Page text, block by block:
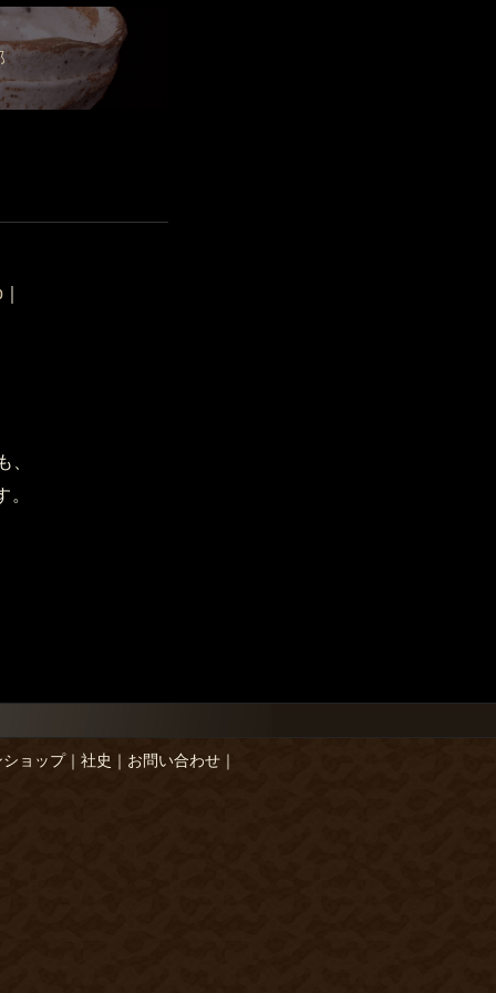
、
。
ョップ｜ 社史 ｜ お問い合わせ｜